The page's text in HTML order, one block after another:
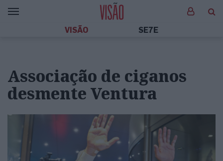
VISÃO SE7E
Associação de ciganos
desmente Ventura